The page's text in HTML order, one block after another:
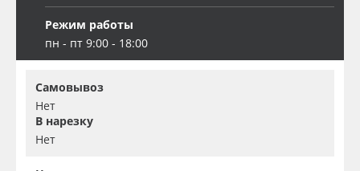
Режим работы
пн - пт 9:00 - 18:00
Самовывоз
Нет
В нарезку
Нет